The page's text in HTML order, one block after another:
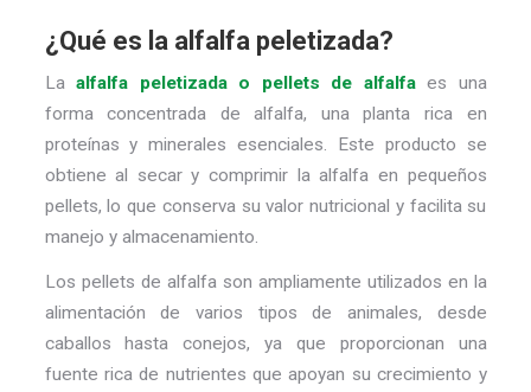
¿Qué es la alfalfa peletizada?
La alfalfa peletizada o pellets de alfalfaes una
forma concentrada de alfalfa, una planta rica en
proteínas y minerales esenciales. Este producto se
obtiene al secar y comprimir la alfalfa en pequeños
pellets, lo que conserva su valor nutricional y facilita su
manejo y almacenamiento.
Los pellets de alfalfa son ampliamente utilizados en la
alimentación de varios tipos de animales, desde
caballos hasta conejos, ya que proporcionan una
fuente rica de nutrientes que apoyan su crecimiento y